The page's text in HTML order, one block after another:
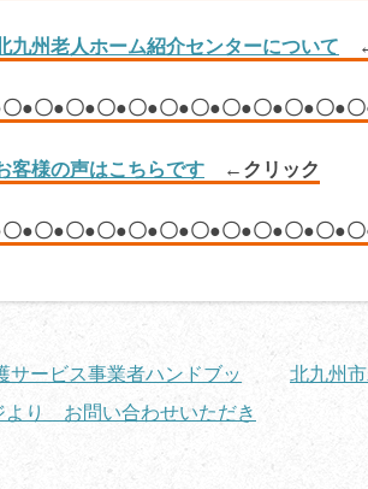
九州老人ホーム紹介センターについて ←
●〇●〇●〇●〇●〇●〇●〇●〇●〇●〇●
客様の声はこちらです ←クリック
●〇●〇●〇●〇●〇●〇●〇●〇●〇●〇●
ービス事業者ハンドブッ
り お問い合わせいただき
北九州